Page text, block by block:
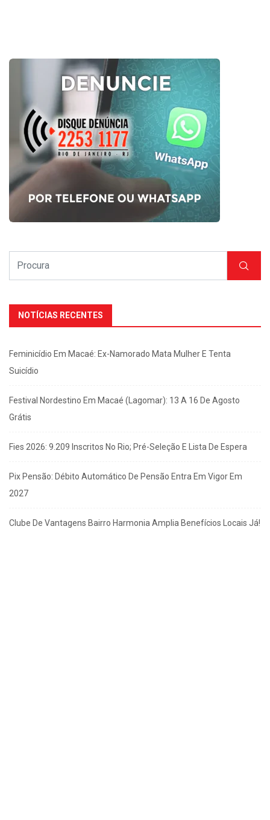
NOTÍCIAS RECENTES
Feminicídio Em Macaé: Ex-Namorado Mata Mulher E Tenta
Suicídio
Festival Nordestino Em Macaé (Lagomar): 13 A 16 De Agosto
Grátis
Fies 2026: 9.209 Inscritos No Rio; Pré-Seleção E Lista De Espera
Pix Pensão: Débito Automático De Pensão Entra Em Vigor Em
2027
Clube De Vantagens Bairro Harmonia Amplia Benefícios Locais Já!